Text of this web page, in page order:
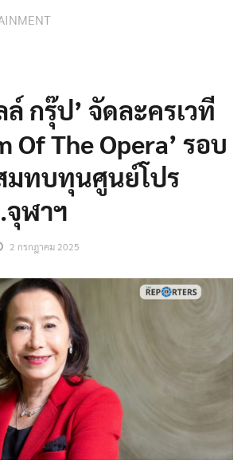
ล์ กรุ๊ป’ จัดละครเวที
Of The Opera’ รอบ
มทบทุนศูนย์โปร
ฬาฯ
2 กรกฎาคม 2025